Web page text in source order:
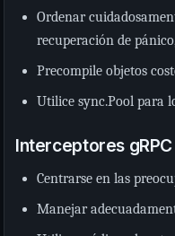
Ordenar
recuperación de
Precompile objetos
Utilice sync.Pool para
Interceptores gRPC
Centrarse en las
Manejar